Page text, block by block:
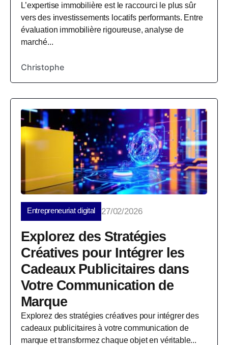
L’expertise immobilière est le raccourci le plus sûr
vers des investissements locatifs performants. Entre
évaluation immobilière rigoureuse, analyse de
marché...
Christophe
Entrepreneuriat digital 27/02/2026
Explorez des Stratégies
Créatives pour Intégrer les
Cadeaux Publicitaires dans
Votre Communication de
Marque
Explorez des stratégies créatives pour intégrer des
cadeaux publicitaires à votre communication de
marque et transformez chaque objet en véritable...